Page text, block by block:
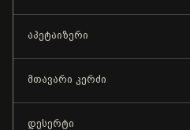
აპეტაიზერი
მთავარი კერძი
დესერტი